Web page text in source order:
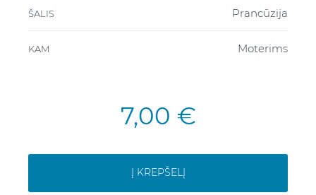
ŠALIS Prancūzija
KAM Moterims
7,00 €
Į KREPŠELĮ